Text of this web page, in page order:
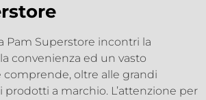
Pam Superstore incontri la
convenienza ed un vasto
oltre alle grandi
prodotti a marchio. L’attenzione per